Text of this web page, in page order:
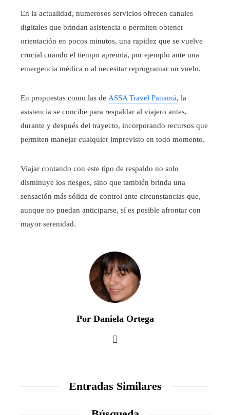
En la actualidad, numerosos servicios ofrecen canales
digitales que brindan asistencia o permiten obtener
orientación en pocos minutos, una rapidez que se vuelve
crucial cuando el tiempo apremia, por ejemplo ante una
emergencia médica o al necesitar reprogramar un vuelo.
En propuestas como las de ASSA Travel Panamá, la
asistencia se concibe para respaldar al viajero antes,
durante y después del trayecto, incorporando recursos que
permiten manejar cualquier imprevisto en todo momento.
Viajar contando con este tipo de respaldo no solo
disminuye los riesgos, sino que también brinda una
sensación más sólida de control ante circunstancias que,
aunque no puedan anticiparse, sí es posible afrontar con
mayor serenidad.
Por Daniela Ortega
Entradas Similares